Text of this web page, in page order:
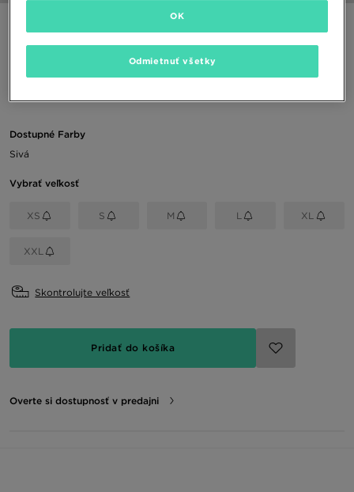
ADIDAS TRIČKO GRAFITTI TEE
Dostupné Farby
Sivá
Vybrať veľkosť
XS S M L XL
XXL
Skontrolujte veľkosť
Pridať do košíka
Overte si dostupnosť v predajni
Odmietnuť všetky
OK